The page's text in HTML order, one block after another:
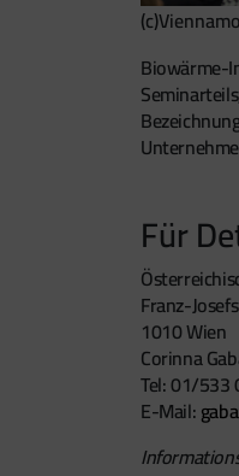
Biowärme-
Für
Franz-
1010 Wien
Corinna
Tel: 01/
E-Mail: